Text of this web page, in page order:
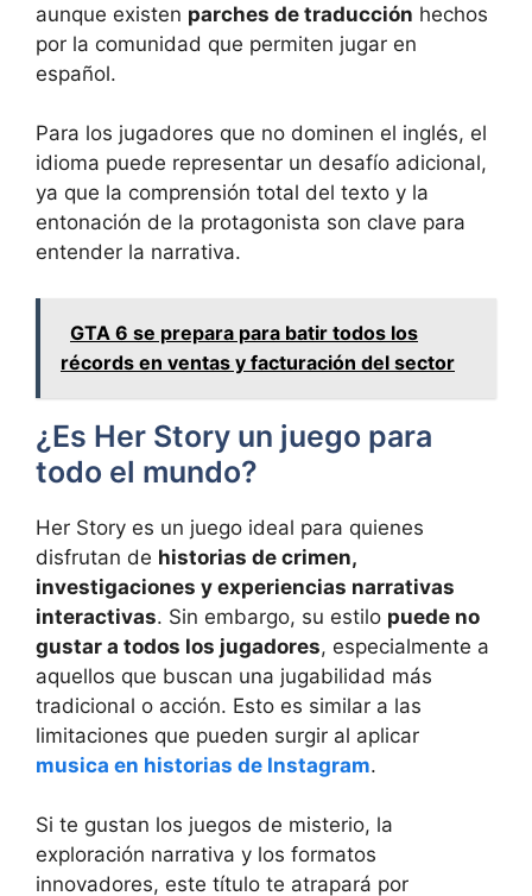
aunque existen parches de traducción hechos
por la comunidad que permiten jugar en
español.
Para los jugadores que no dominen el inglés, el
idioma puede representar un desafío adicional,
ya que la comprensión total del texto y la
entonación de la protagonista son clave para
entender la narrativa.
GTA 6 se prepara para batir todos los
récords en ventas y facturación del sector
¿Es Her Story un juego para
todo el mundo?
Her Story es un juego ideal para quienes
disfrutan de historias de crimen,
investigaciones y experiencias narrativas
interactivas. Sin embargo, su estilo puede no
gustar a todos los jugadores, especialmente a
aquellos que buscan una jugabilidad más
tradicional o acción. Esto es similar a las
limitaciones que pueden surgir al aplicar
musica en historias de Instagram.
Si te gustan los juegos de misterio, la
exploración narrativa y los formatos
innovadores, este título te atrapará por